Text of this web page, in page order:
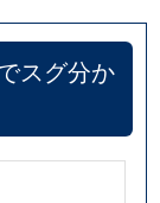
スグ分か